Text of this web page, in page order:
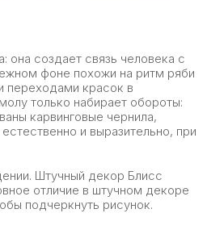
она создает связь человека с
фоне похожи на ритм ряби
переходами красок в
только набирает обороты:
карвинговые чернила,
и выразительно, при
Штучный декор Блисс
отличие в штучном декоре
подчеркнуть рисунок.